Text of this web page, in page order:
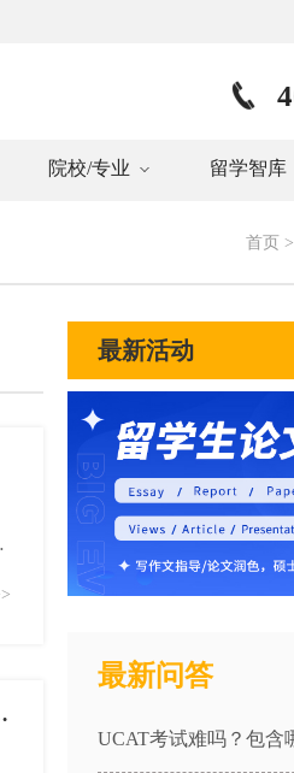
院校/专业 留学智库
首页 >
课程辅导
最新活动
最新问答
UCAT考试难吗？包含